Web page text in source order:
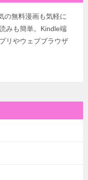
の無料漫画も気軽に
みも簡単。Kindle端
リやウェブブラウザ